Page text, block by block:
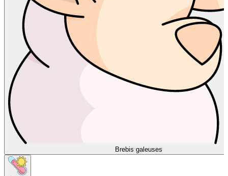
Brebis galeuses